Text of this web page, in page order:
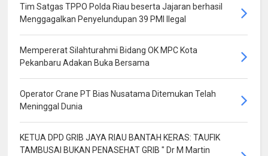
Tim Satgas TPPO Polda Riau beserta Jajaran berhasil
Menggagalkan Penyelundupan 39 PMI Ilegal
Mempererat Silahturahmi Bidang OK MPC Kota
Pekanbaru Adakan Buka Bersama
Operator Crane PT Bias Nusatama Ditemukan Telah
Meninggal Dunia
KETUA DPD GRIB JAYA RIAU BANTAH KERAS: TAUFIK
TAMBUSAI BUKAN PENASEHAT GRIB " Dr M Martin